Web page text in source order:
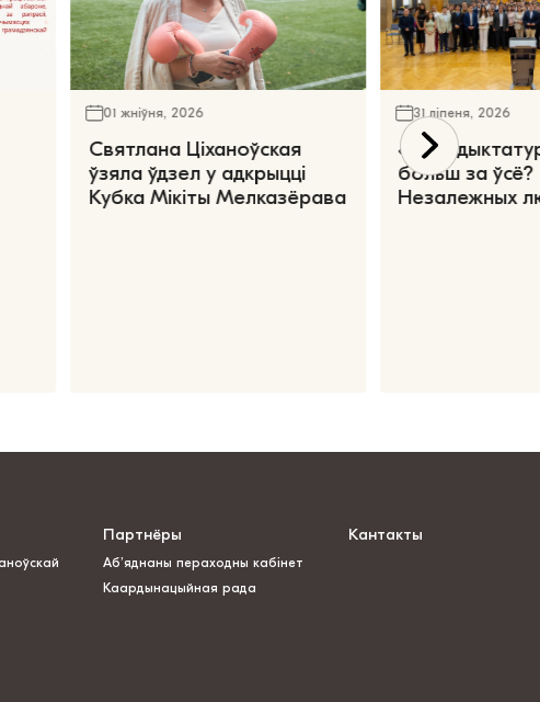
01 жніўня, 2026
Святлана Ціханоўская
ўзяла ўдзел у адкрыцці
Кубка Мікіты Мелказёрава
31 ліпеня, 2026
«Чаго
больш за ўсё?
Незалежных
Партнёры
Аб’яднаны пераходны кабінет
Каардынацыйная рада
Кантакты